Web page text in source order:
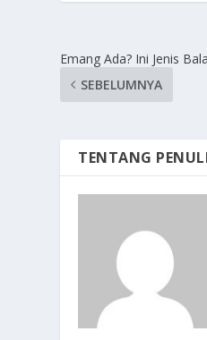
Emang Ada? Ini Jenis
SEBELUMNYA
TENTANG